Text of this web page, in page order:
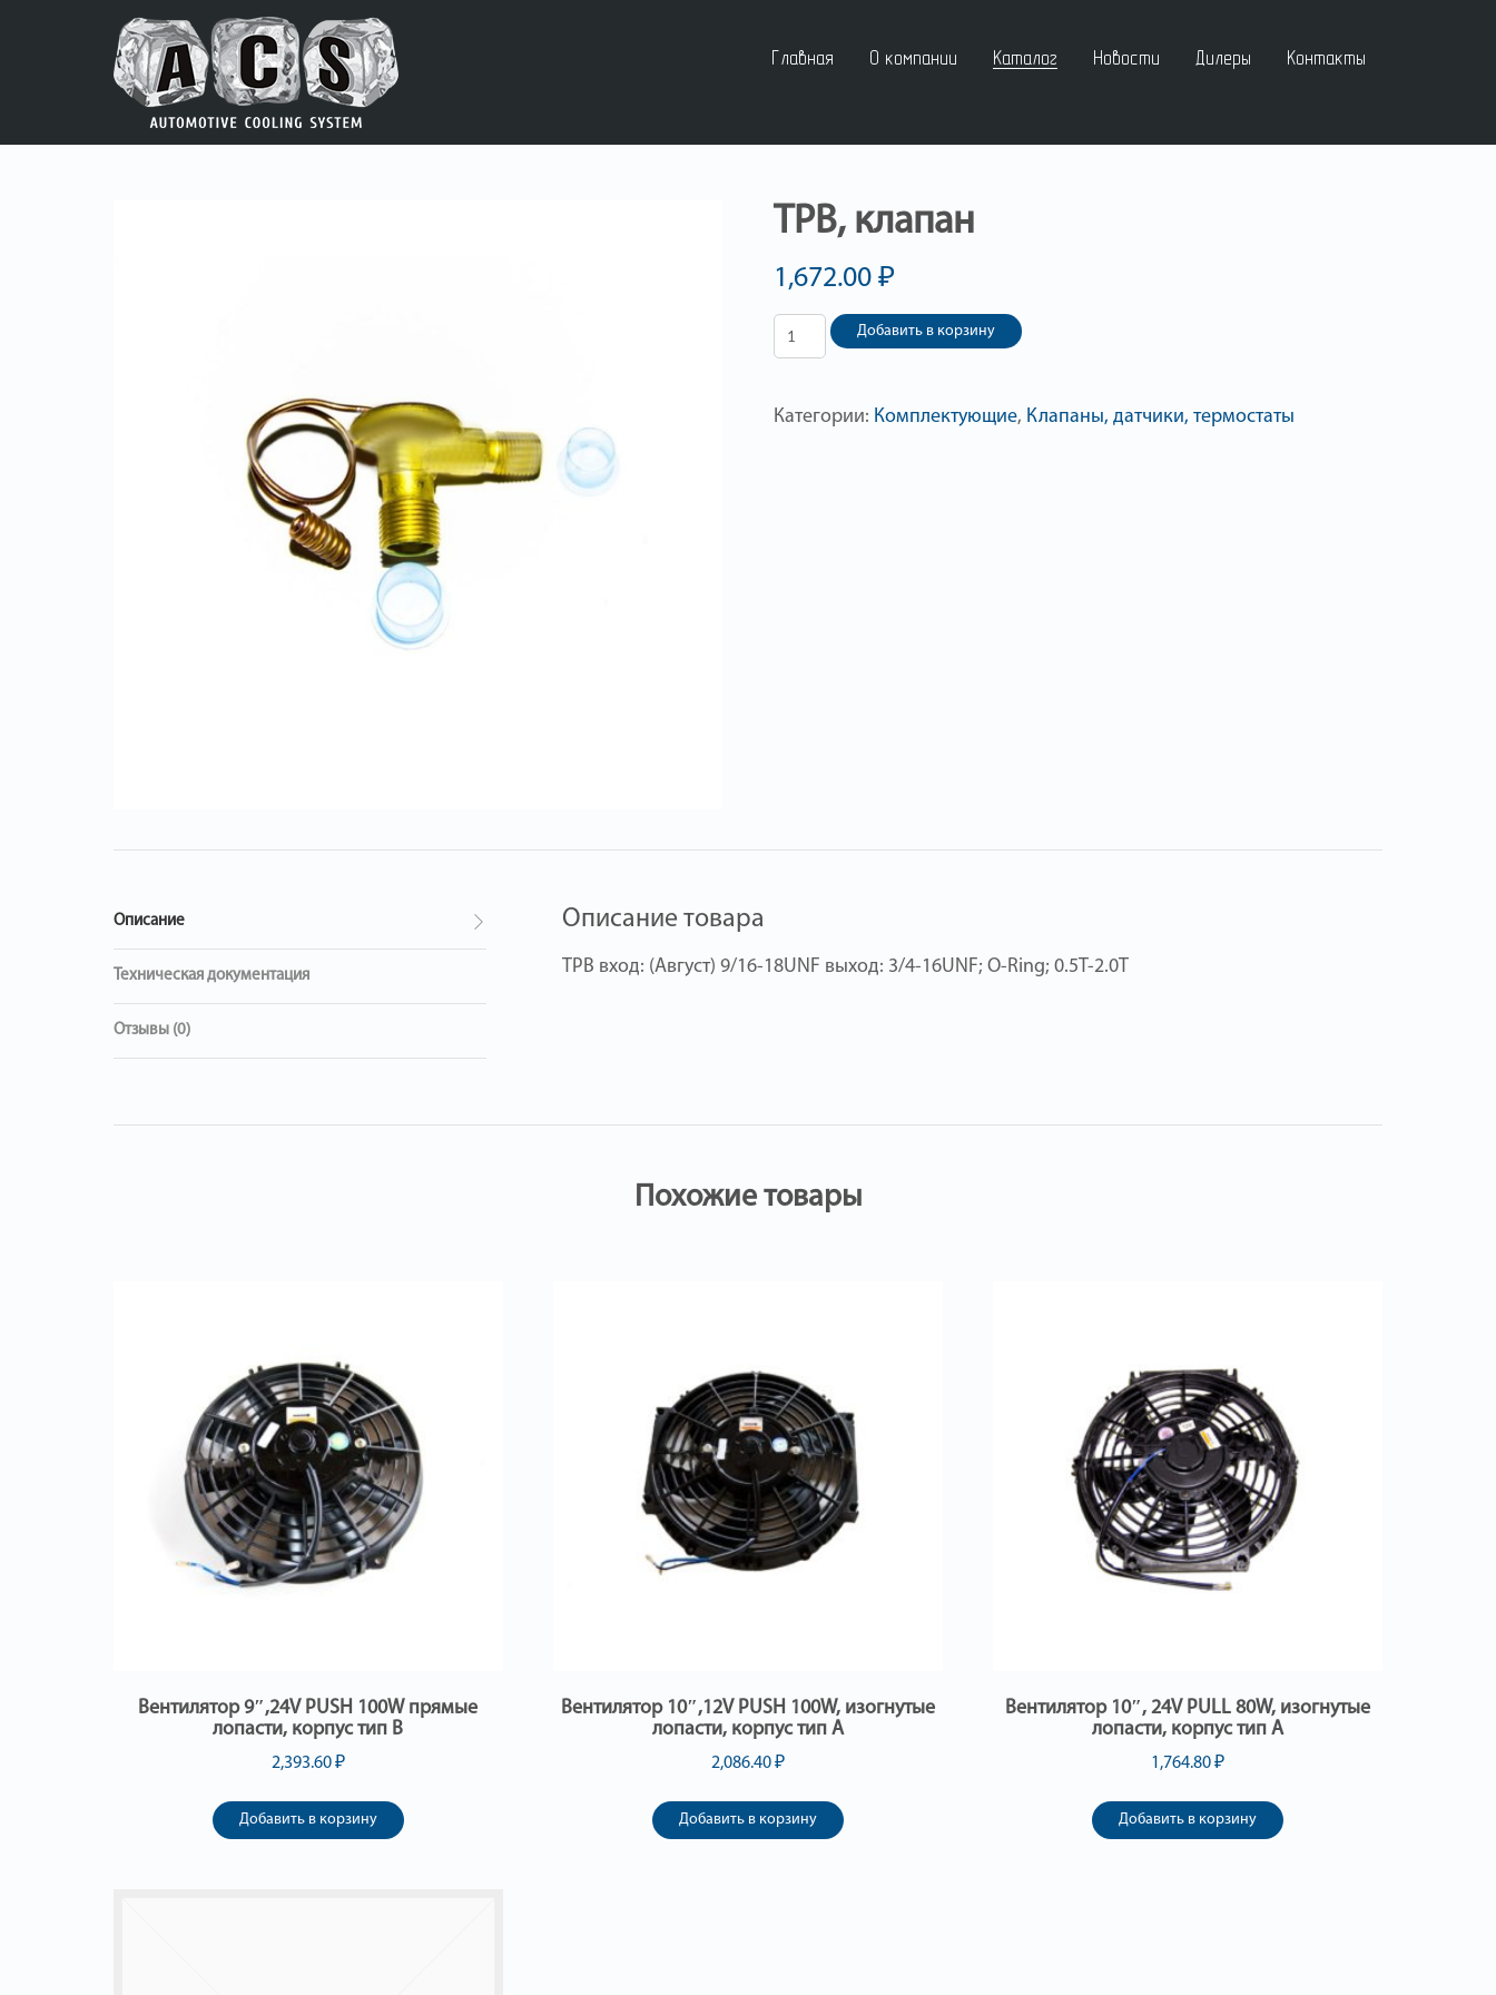
Главная О компании Каталог Новости Дилеры Контакты
ТРВ, клапан
1,672.00 ₽
Добавить в корзину
Категории: Комплектующие, Клапаны, датчики, термостаты
Описание
Техническая документация
Отзывы (0)
Описание товара
ТРВ вход: (Август) 9/16-18UNF выход: 3/4-16UNF; O-Ring; 0.5T-2.0T
Похожие товары
Вентилятор 9″,24V PUSH 100W прямые
лопасти, корпус тип В
2,393.60₽
Добавить в корзину
Вентилятор 10″,12V PUSH 100W, изогнутые
лопасти, корпус тип А
2,086.40₽
Добавить в корзину
Вентилятор 10″, 24V PULL 80W, изогнутые
лопасти, корпус тип А
1,764.80₽
Добавить в корзину